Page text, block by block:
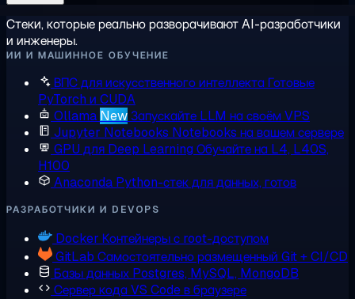
Стеки, которые реально разворачивают AI-разработчики
и инженеры.
ИИ И МАШИННОЕ ОБУЧЕНИЕ
ВПС для искусственного интеллектаГотовые
PyTorch и CUDA
Ollama NewЗапускайте LLM на своём VPS
Jupyter Notebooks Notebooks на вашем сервере
GPU для Deep Learning Обучайте на L4, L40S,
H100
Anaconda Python-стек для данных, готов
РАЗРАБОТЧИКИ И DEVOPS
Docker Контейнеры с root-доступом
GitLab Самостоятельно размещенный Git + CI/CD
Базы данных Postgres, MySQL, MongoDB
Сервер кодаVS Code в браузере